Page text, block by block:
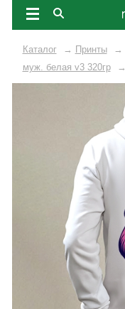
Каталог → Принты →
муж. белая v3 320гр
→